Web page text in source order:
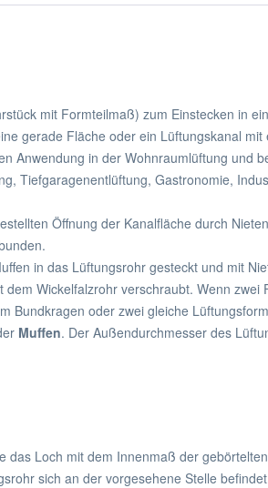
mit Formteilmaß) zum Einstecken in
gerade Fläche oder ein Lüftungskanal
Anwendung in der Wohnraumlüftung und
Tiefgaragenentlüftung, Gastronomie,
Öffnung der Kanalfläche durch
in das Lüftungsrohr gesteckt und mit
Wickelfalzrohr verschraubt. Wenn zwei
Bundkragen oder zwei gleiche
Muffen. Der Außendurchmesser des
das Loch mit dem Innenmaß der
sich an der vorgesehene Stelle